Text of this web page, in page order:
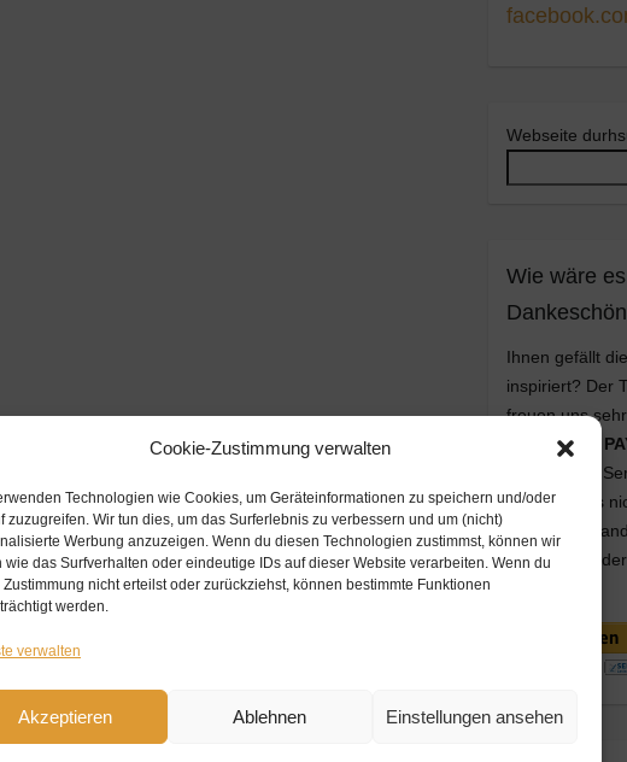
Cookie-Zustimmung verwalten
Technologien wie Cookies, um Geräteinformationen zu speichern und/oder
zuzugreifen. Wir tun dies, um das Surferlebnis zu verbessern und um (nicht)
Werbung anzuzeigen. Wenn du diesen Technologien zustimmst, können wir
wie das Surfverhalten oder eindeutige IDs auf dieser Website verarbeiten. Wenn du
nicht erteilst oder zurückziehst, können bestimmte Funktionen
werden.
verwalten
Akzeptieren Ablehnen Einstellungen ansehen
Webseite
Wie wäre
Ihnen gefällt
inspiriert? Der
freuen uns
Spendeper
kostenlosen
entsteht dies
mit viel
nur 1 Euro